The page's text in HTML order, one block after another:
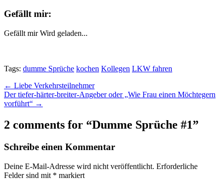
Gefällt mir:
Gefällt mir Wird geladen...
Tags: dumme Sprüche kochen Kollegen LKW fahren
Post
navigation
← Liebe Verkehrsteilnehmer
Der tiefer-härter-breiter-Angeber oder „Wie Frau einen Möchtegern
vorführt“ →
2 comments for “Dumme Sprüche #1”
Schreibe einen Kommentar
Deine E-Mail-Adresse wird nicht veröffentlicht. Erforderliche
Felder sind mit * markiert